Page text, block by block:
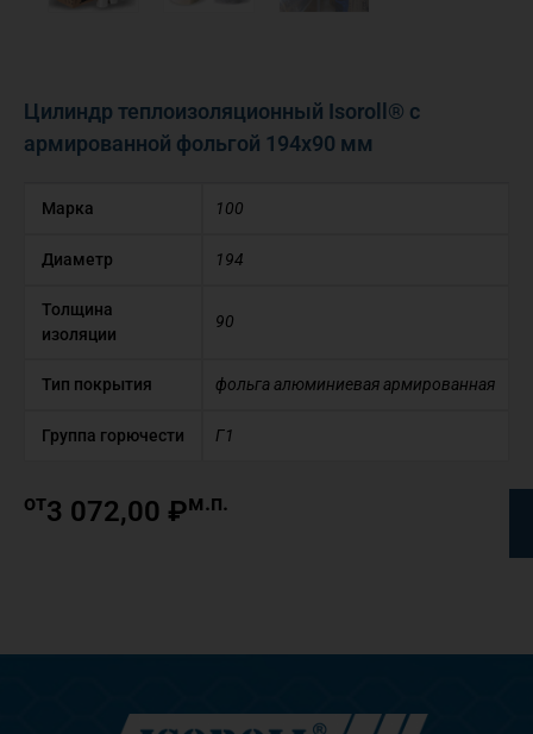
Цилиндр теплоизоляционный Isoroll® с
армированной фольгой 194х90 мм
Марка 100
Диаметр 194
Толщина
изоляции
90
Тип покрытия фольга алюминиевая армированная
Группа горючести Г1
от3 072,00 ₽м.п.